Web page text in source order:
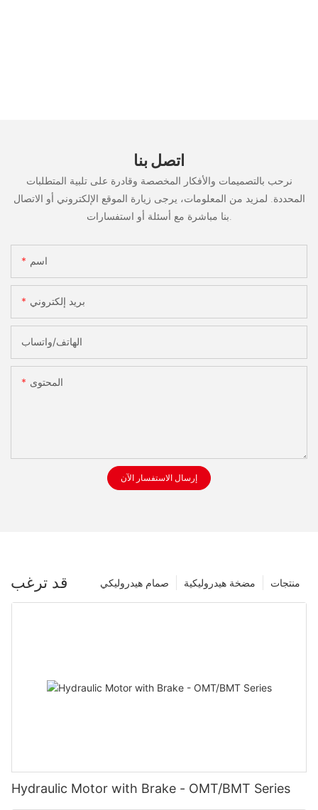
اتصل بنا
نرحب بالتصميمات والأفكار المخصصة وقادرة على تلبية المتطلبات
المحددة. لمزيد من المعلومات، يرجى زيارة الموقع الإلكتروني أو الاتصال
اسم
بريد إلكتروني
الهاتف/واتساب
المحتوى
إرسال الاستفسار الآن
قد ترغب منتجات مضخة هيدروليكية صمام هيدروليكي
Hydraulic Motor with Brake - OMT/BMT Series